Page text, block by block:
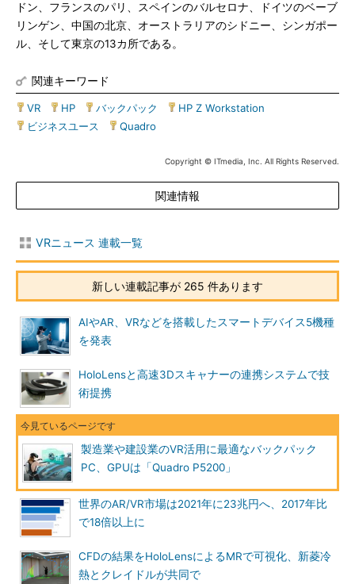
ドン、フランスのパリ、スペインのバルセロナ、ドイツのベーブ
リンゲン、中国の北京、オーストラリアのシドニー、シンガポー
ル、そして東京の13カ所である。
関連キーワード
VR HP バックパック HP Z Workstation
ビジネスユース
Quadro
Copyright © ITmedia, Inc. All Rights Reserved.
関連情報
VRニュース 連載一覧
新しい連載記事が 265 件あります
AIやAR、VRなどを搭載したスマートデバイス5機種
を発表
HoloLensと高速3Dスキャナーの連携システムで技
術提携
製造業や建設業のVR活用に最適なバックパック
PC、GPUは「Quadro P5200」
世界のAR/VR市場は2021年に23兆円へ、2017年比
で18倍以上に
CFDの結果をHoloLensによるMRで可視化、新菱冷
熱とクレイドルが共同で